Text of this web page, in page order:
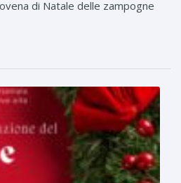
di Natale delle zampogne